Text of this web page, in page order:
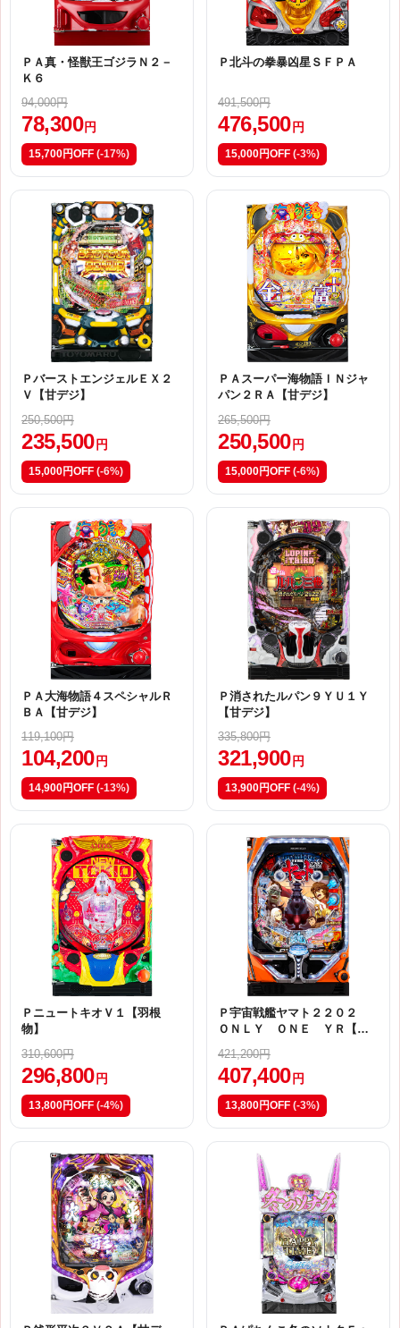
ＰＡ真・怪獣王ゴジラＮ２－
Ｋ６
94,000円
78,300 円
15,700円OFF (-17%)
Ｐ北斗の拳暴凶星ＳＦＰＡ
491,500円
476,500 円
15,000円OFF (-3%)
ＰバーストエンジェルＥＸ２
Ｖ【甘デジ】
250,500円
235,500 円
15,000円OFF (-6%)
ＰＡスーパー海物語ＩＮジャ
パン２ＲＡ【甘デジ】
265,500円
250,500 円
15,000円OFF (-6%)
ＰＡ大海物語４スペシャルＲ
ＢＡ【甘デジ】
119,100円
104,200 円
14,900円OFF (-13%)
Ｐ消されたルパン９ＹＵ１Ｙ
【甘デジ】
335,800円
321,900 円
13,900円OFF (-4%)
ＰニュートキオＶ１【羽根
物】
310,600円
296,800円
13,800円OFF (-4%)
Ｐ宇宙戦艦ヤマト２２０２
ＯＮＬＹ ＯＮＥ ＹＲ【甘
421,200円
407,400円
13,800円OFF (-3%)